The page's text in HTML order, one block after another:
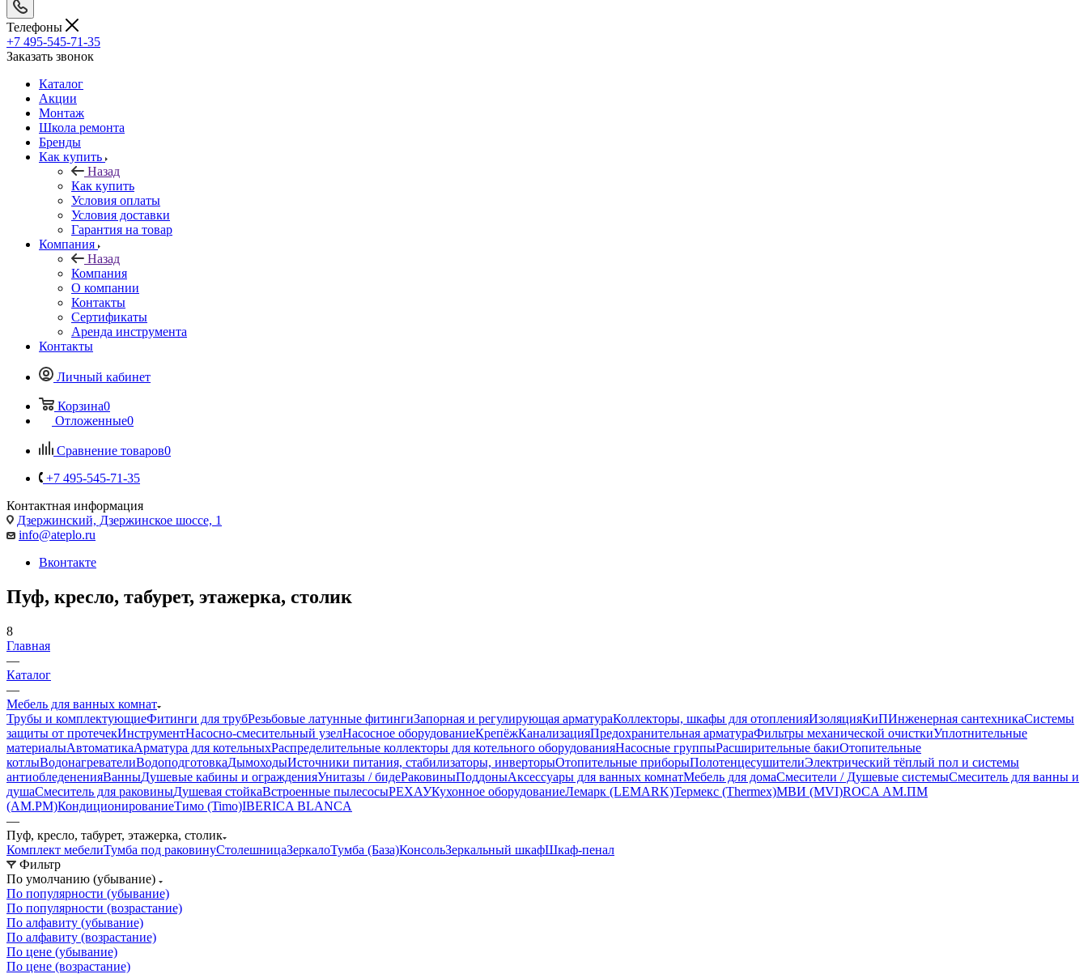
Телефоны
+7 495-545-71-35
Заказать звонок
Каталог
Акции
Монтаж
Школа ремонта
Бренды
Как купить
Назад
Как купить
Условия оплаты
Условия доставки
Гарантия на товар
Компания
Назад
Компания
О компании
Контакты
Сертификаты
Аренда инструмента
Контакты
Личный кабинет
Корзина0
Отложенные0
Сравнение товаров0
+7 495-545-71-35
Контактная информация
Дзержинский, Дзержинское шоссе, 1
info@ateplo.ru
Вконтакте
Пуф, кресло, табурет, этажерка, столик
8
Главная
—
Каталог
—
Мебель для ванных комнат
Трубы и комплектующиеФитинги для трубРезьбовые латунные фитингиЗапорная и регулирующая арматураКоллекторы, шкафы для отопленияИзоляцияКиПИнженерная сантехникаСистемы
защиты от протечекИнструментНасосно-смесительный узелНасосное оборудованиеКрепёжКанализацияПредохранительная арматураФильтры механической очисткиУплотнительные
материалыАвтоматикаАрматура для котельныхРаспределительные коллекторы для котельного оборудованияНасосные группыРасширительные бакиОтопительные
котлыВодонагревателиВодоподготовкаДымоходыИсточники питания, стабилизаторы, инверторыОтопительные приборыПолотенцесушителиЭлектрический тёплый пол и системы
антиобледененияВанныДушевые кабины и огражденияУнитазы / бидеРаковиныПоддоныАксессуары для ванных комнатМебель для домаСмесители / Душевые системыСмеситель для ванны и
душаСмеситель для раковиныДушевая стойкаВстроенные пылесосыРЕХАУКухонное оборудованиеЛемарк (LEMARK)Термекс (Thermex)МВИ (MVI)ROCA АМ.ПМ
(AM.PM)КондиционированиеТимо (Timo)IBERICA BLANCA
—
Пуф, кресло, табурет, этажерка, столик
Комплект мебелиТумба под раковинуСтолешницаЗеркалоТумба (База)КонсольЗеркальный шкафШкаф-пенал
Фильтр
По умолчанию (убывание)
По популярности (убывание)
По популярности (возрастание)
По алфавиту (убывание)
По алфавиту (возрастание)
По цене (убывание)
По цене (возрастание)